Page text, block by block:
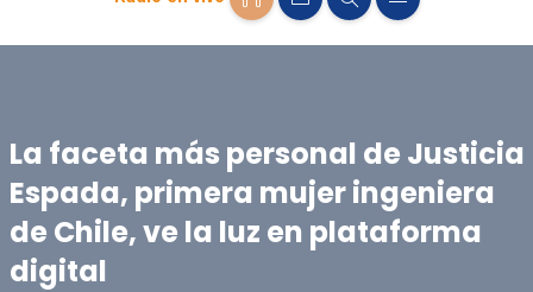
La faceta más personal de Justicia
Espada, primera mujer ingeniera
de Chile, ve la luz en plataforma
digital